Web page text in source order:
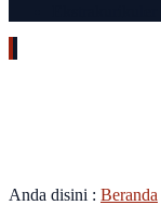
Anda disini : Beranda